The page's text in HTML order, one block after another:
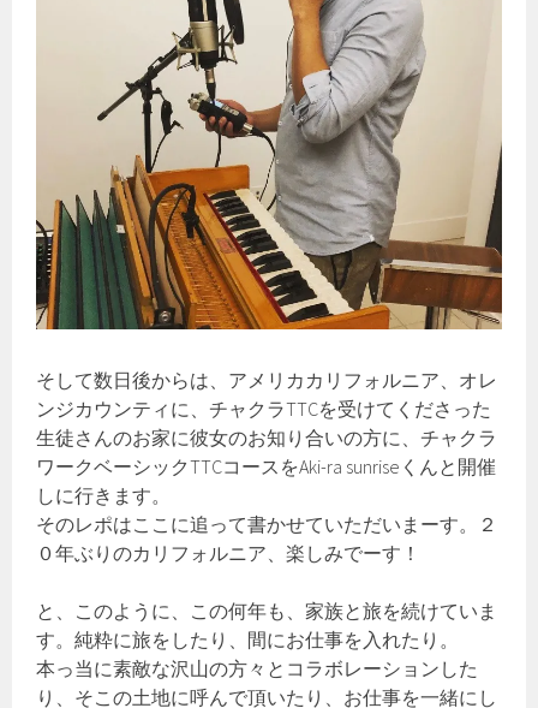
そして数日後からは、アメリカカリフォルニア、オレ
ンジカウンティに、チャクラTTCを受けてくださった
生徒さんのお家に彼女のお知り合いの方に、チャクラ
ワークベーシックTTCコースをAki-ra sunriseくんと開催
しに行きます。
そのレポはここに追って書かせていただいまーす。２
０年ぶりのカリフォルニア、楽しみでーす！
と、このように、この何年も、家族と旅を続けていま
す。純粋に旅をしたり、間にお仕事を入れたり。
本っ当に素敵な沢山の方々とコラボレーションした
り、そこの土地に呼んで頂いたり、お仕事を一緒にし